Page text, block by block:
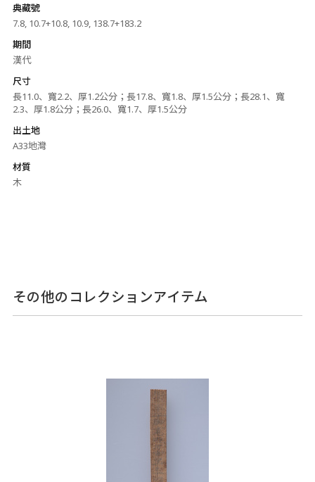
典藏號
7.8, 10.7+10.8, 10.9, 138.7+183.2
期間
漢代
尺寸
長11.0、寬2.2、厚1.2公分；長17.8、寬1.8、厚1.5公分；長28.1、寬
2.3、厚1.8公分；長26.0、寬1.7、厚1.5公分
出土地
A33地灣
材質
木
その他のコレクションアイテム